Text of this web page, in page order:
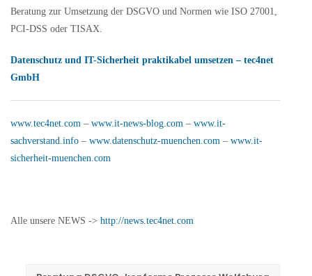
Beratung zur Umsetzung der DSGVO und Normen wie ISO 27001,
PCI-DSS oder TISAX.
Datenschutz und IT-Sicherheit praktikabel umsetzen – tec4net
GmbH
www.tec4net.com – www.it-news-blog.com – www.it-
sachverstand.info – www.datenschutz-muenchen.com – www.it-
sicherheit-muenchen.com
Alle unsere NEWS -> http://news.tec4net.com